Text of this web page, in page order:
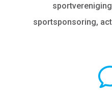
sportsponsoring,